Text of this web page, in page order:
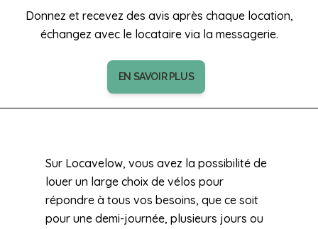
Donnez et recevez des avis après chaque location,
échangez avec le locataire via la messagerie.
EN SAVOIR PLUS
Sur Locavelow, vous avez la possibilité de
louer un large choix de vélos pour
répondre à tous vos besoins, que ce soit
pour une demi-journée, plusieurs jours ou